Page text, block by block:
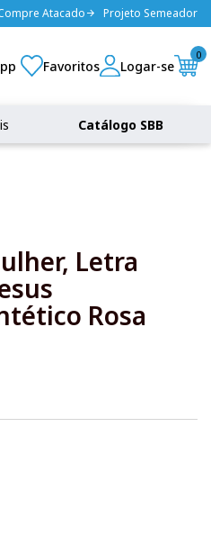
Atacado Projeto Semeador
0
Catálogo SBB
Letra
Rosa